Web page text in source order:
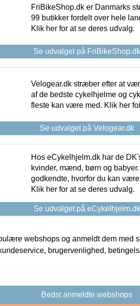
FriBikeShop.dk er Danmarks
99 butikker fordelt over hele
Klik her for at se deres udvalg.
Se udvalget på FriBikeShop.dk
Velogear.dk stræber efter at
af de bedste cykelhjelme og
fleste kan være med. Klik her
Se udvalget på Velogear.dk
Hos eCykelhjelm.dk har de
kvinder, mænd, børn og
godkendte, hvorfor du kan
Klik her for at se deres udvalg.
Se udvalget på eCykelhjelm.dk
webshops og anmeldt dem med
brugervenlighed,
Bedst anmeldte webshops